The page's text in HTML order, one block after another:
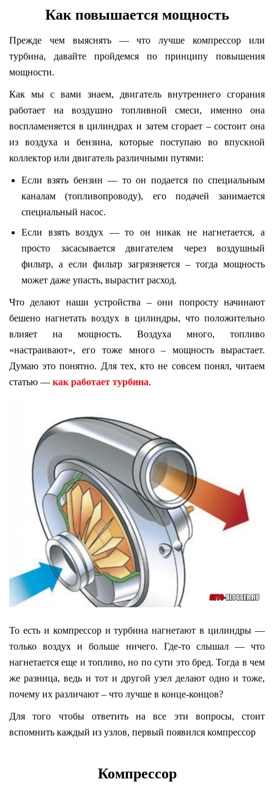
Как повышается мощность
Прежде чем выяснять — что лучше компрессор или
турбина, давайте пройдемся по принципу повышения
мощности.
Как мы с вами знаем, двигатель внутреннего сгорания
работает на воздушно топливной смеси, именно она
воспламеняется в цилиндрах и затем сгорает – состоит она
из воздуха и бензина, которые поступаю во впускной
коллектор или двигатель различными путями:
Если взять бензин — то он подается по специальным
каналам (топливопроводу), его подачей занимается
специальный насос.
Если взять воздух — то он никак не нагнетается, а
просто засасывается двигателем через воздушный
фильтр, а если фильтр загрязняется – тогда мощность
может даже упасть, вырастит расход.
Что делают наши устройства – они попросту начинают
бешено нагнетать воздух в цилиндры, что положительно
влияет на мощность. Воздуха много, топливо
«настраивают», его тоже много – мощность вырастает.
Думаю это понятно. Для тех, кто не совсем понял, читаем
статью — как работает турбина.
То есть и компрессор и турбина нагнетают в цилиндры —
только воздух и больше ничего. Где-то слышал — что
нагнетается еще и топливо, но по сути это бред. Тогда в чем
же разница, ведь и тот и другой узел делают одно и тоже,
почему их различают – что лучше в конце-концов?
Для того чтобы ответить на все эти вопросы, стоит
вспомнить каждый из узлов, первый появился компрессор
Компрессор